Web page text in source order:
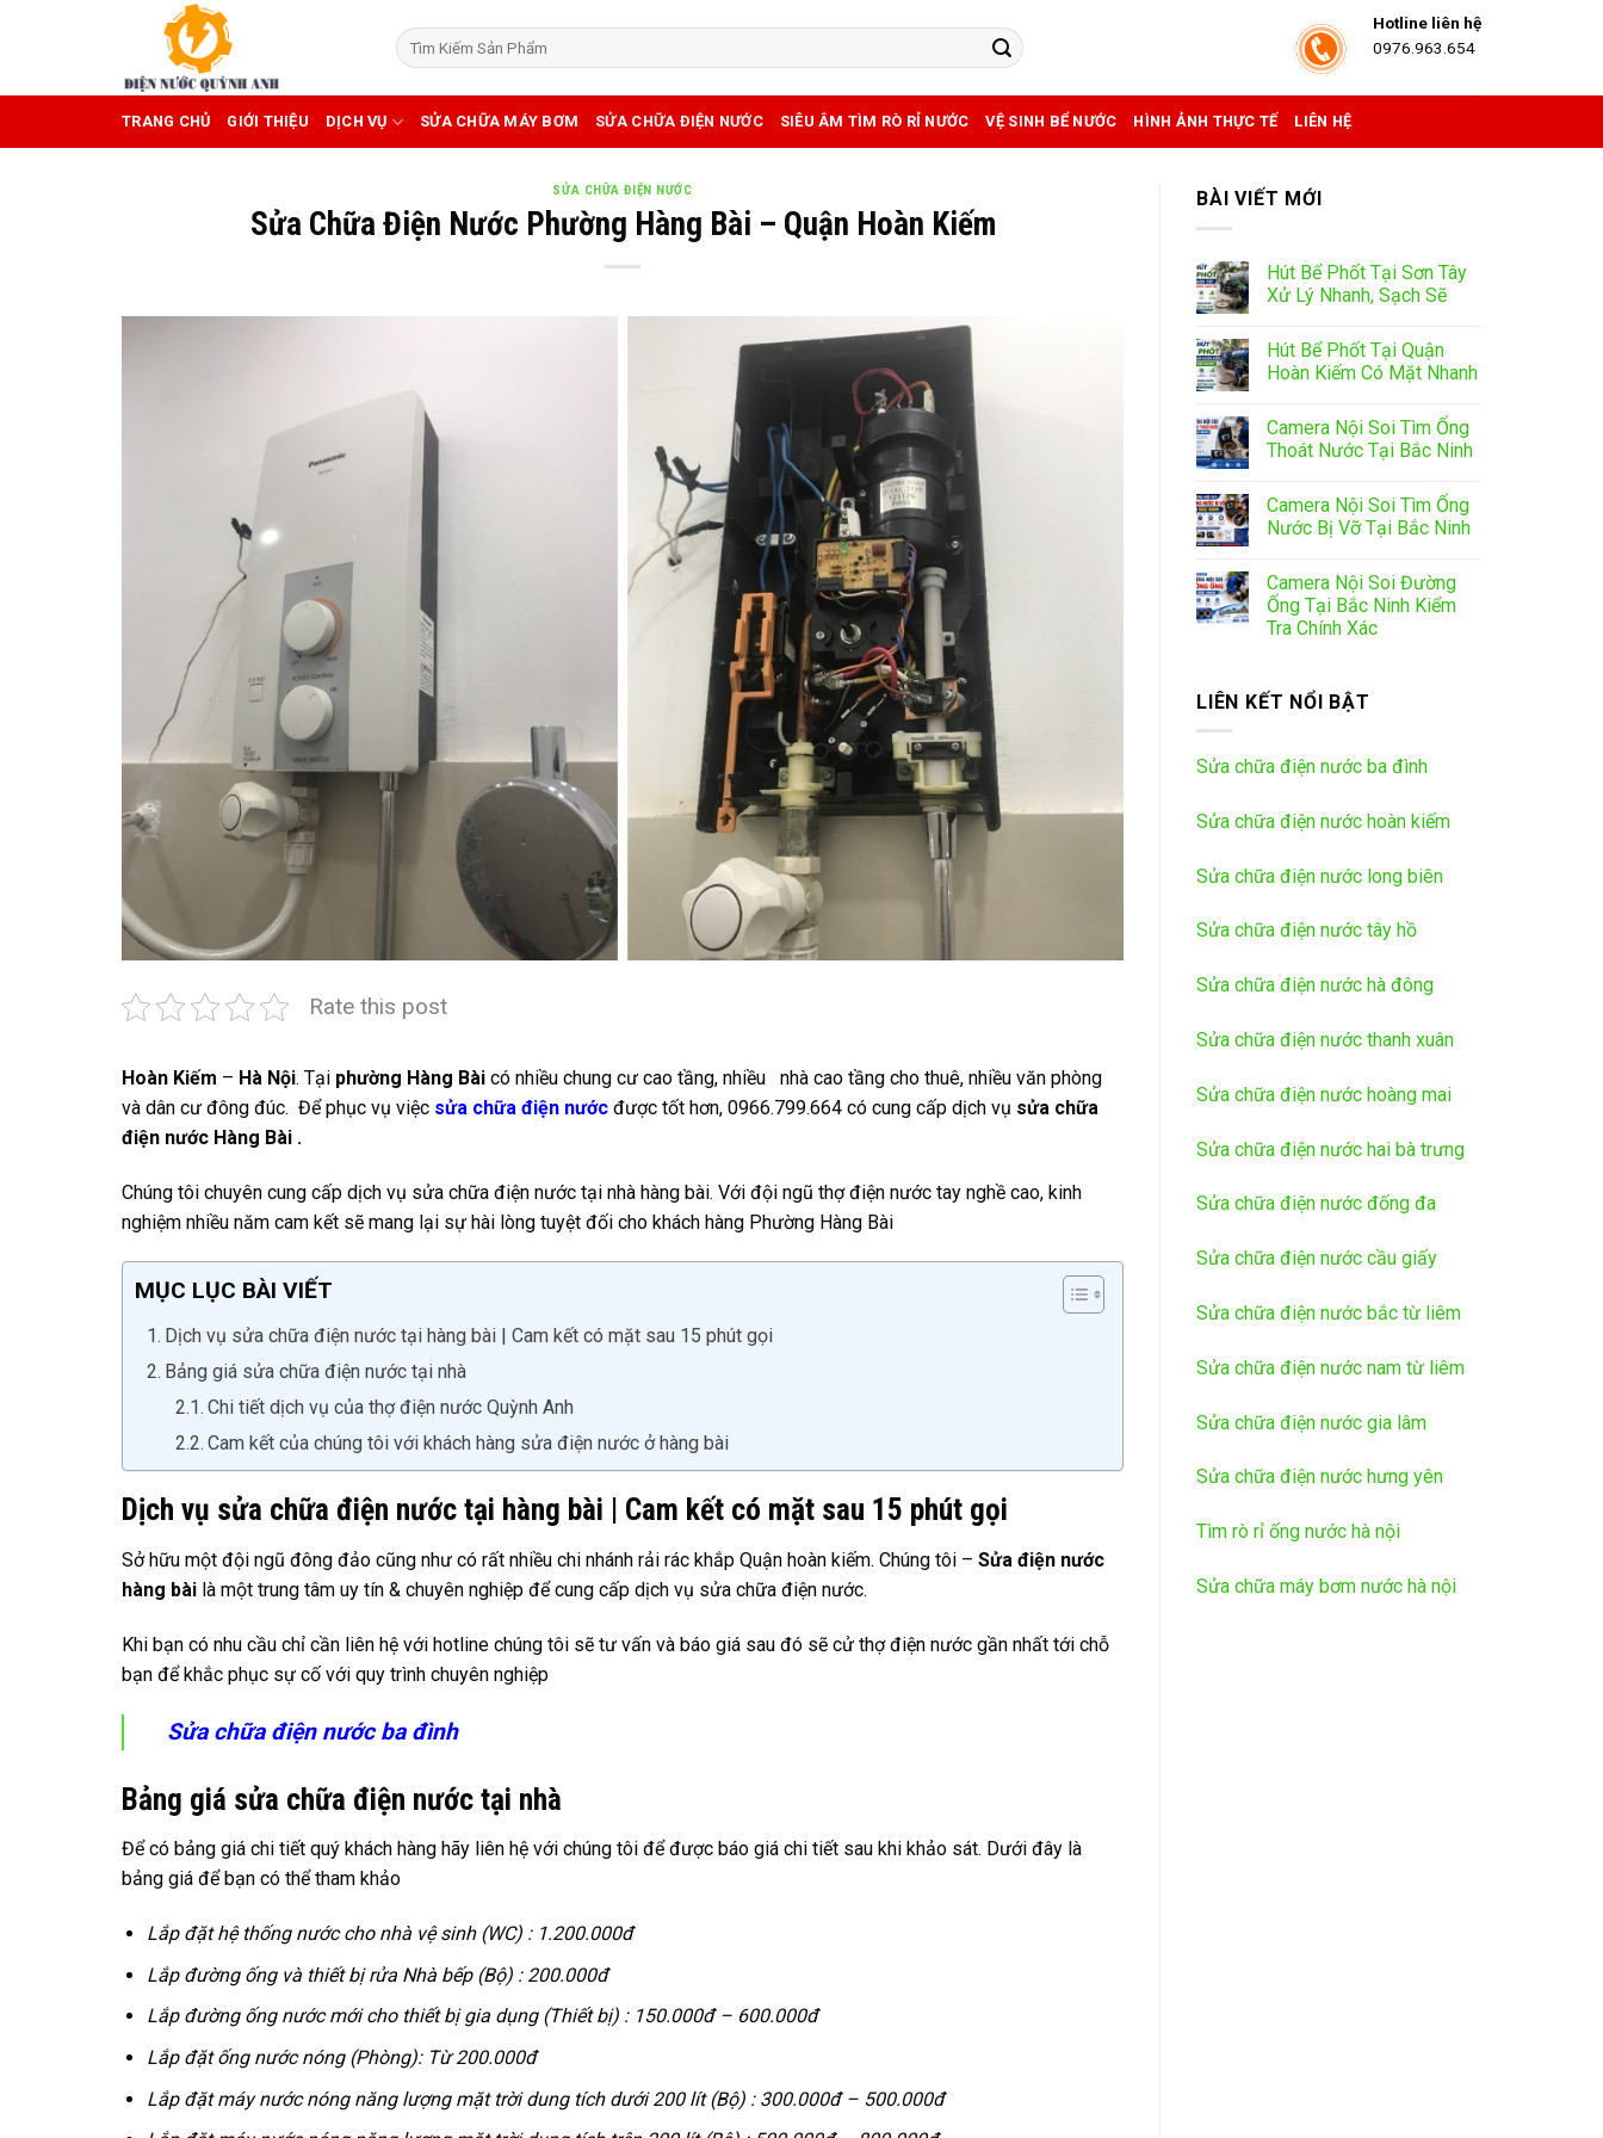
Hotline liên hệ
0976.963.654
TRANG CHỦ GIỚI THIỆU DỊCH VỤ SỬA CHỮA MÁY BƠM SỬA CHỮA ĐIỆN NƯỚC SIÊU ÂM TÌM RÒ RỈ NƯỚC VỆ SINH BỂ NƯỚC HÌNH ẢNH THỰC TẾ LIÊN HỆ
SỬA CHỮA ĐIỆN NƯỚC
Sửa Chữa Điện Nước Phường Hàng Bài – Quận Hoàn Kiếm
Rate this post
Hoàn Kiếm – Hà Nội. Tại phường Hàng Bài có nhiều chung cư cao tầng, nhiều nhà cao tầng cho thuê, nhiều văn phòng
và dân cư đông đúc. Để phục vụ việc sửa chữa điện nước được tốt hơn, 0966.799.664 có cung cấp dịch vụ sửa chữa
điện nước Hàng Bài .
Chúng tôi chuyên cung cấp dịch vụ sửa chữa điện nước tại nhà hàng bài. Với đội ngũ thợ điện nước tay nghề cao, kinh
nghiệm nhiều năm cam kết sẽ mang lại sự hài lòng tuyệt đối cho khách hàng Phường Hàng Bài
MỤC LỤC BÀI VIẾT
Dịch vụ sửa chữa điện nước tại hàng bài | Cam kết có mặt sau 15 phút gọi
Bảng giá sửa chữa điện nước tại nhà
Chi tiết dịch vụ của thợ điện nước Quỳnh Anh
Cam kết của chúng tôi với khách hàng sửa điện nước ở hàng bài
Dịch vụ sửa chữa điện nước tại hàng bài | Cam kết có mặt sau 15 phút gọi
Sở hữu một đội ngũ đông đảo cũng như có rất nhiều chi nhánh rải rác khắp Quận hoàn kiếm. Chúng tôi – Sửa điện nước
hàng bài là một trung tâm uy tín & chuyên nghiệp để cung cấp dịch vụ sửa chữa điện nước.
Khi bạn có nhu cầu chỉ cần liên hệ với hotline chúng tôi sẽ tư vấn và báo giá sau đó sẽ cử thợ điện nước gần nhất tới chỗ
bạn để khắc phục sự cố với quy trình chuyên nghiệp
Sửa chữa điện nước ba đình
Bảng giá sửa chữa điện nước tại nhà
Để có bảng giá chi tiết quý khách hàng hãy liên hệ với chúng tôi để được báo giá chi tiết sau khi khảo sát. Dưới đây là
bảng giá để bạn có thể tham khảo
Lắp đặt hệ thống nước cho nhà vệ sinh (WC) : 1.200.000đ
Lắp đường ống và thiết bị rửa Nhà bếp (Bộ) : 200.000đ
Lắp đường ống nước mới cho thiết bị gia dụng (Thiết bị) : 150.000đ – 600.000đ
Lắp đặt ống nước nóng (Phòng): Từ 200.000đ
Lắp đặt máy nước nóng năng lượng mặt trời dung tích dưới 200 lít (Bộ) : 300.000đ – 500.000đ
BÀI VIẾT MỚI
Hút Bể Phốt Tại Sơn Tây
Xử Lý Nhanh, Sạch Sẽ
Hút Bể Phốt Tại Quận
Hoàn Kiếm Có Mặt Nhanh
Camera Nội Soi Tìm Ống
Thoát Nước Tại Bắc Ninh
Camera Nội Soi Tìm Ống
Nước Bị Vỡ Tại Bắc Ninh
Camera Nội Soi Đường
Ống Tại Bắc Ninh Kiểm
Tra Chính Xác
LIÊN KẾT NỔI BẬT
Sửa chữa điện nước ba đình
Sửa chữa điện nước hoàn kiếm
Sửa chữa điện nước long biên
Sửa chữa điện nước tây hồ
Sửa chữa điện nước hà đông
Sửa chữa điện nước thanh xuân
Sửa chữa điện nước hoàng mai
Sửa chữa điện nước hai bà trưng
Sửa chữa điện nước đống đa
Sửa chữa điện nước cầu giấy
Sửa chữa điện nước bắc từ liêm
Sửa chữa điện nước nam từ liêm
Sửa chữa điện nước gia lâm
Sửa chữa điện nước hưng yên
Tìm rò rỉ ống nước hà nội
Sửa chữa máy bơm nước hà nội